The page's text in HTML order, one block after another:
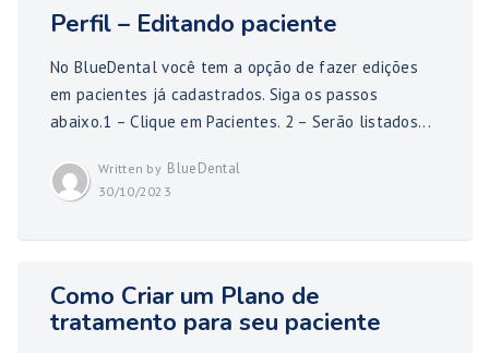
Perfil – Editando paciente
No BlueDental você tem a opção de fazer edições
em pacientes já cadastrados. Siga os passos
abaixo.1 – Clique em Pacientes. 2 – Serão listados...
Written by BlueDental
30/10/2023
Como Criar um Plano de
tratamento para seu paciente